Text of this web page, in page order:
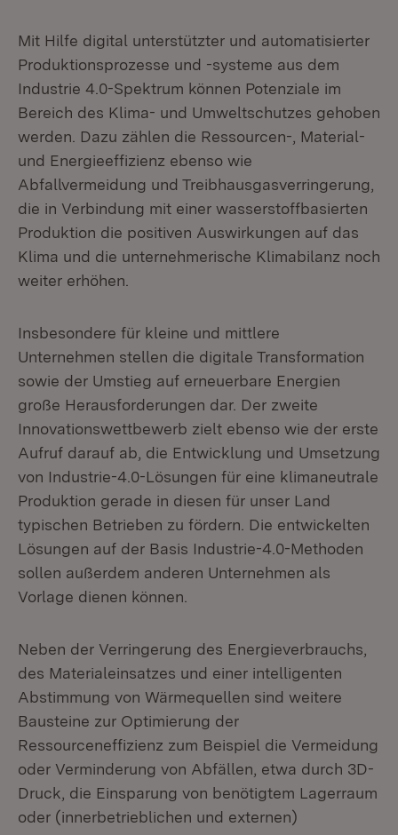
Mit Hilfe digital unterstützter und automatisierter
Produktionsprozesse und -systeme aus dem
Industrie 4.0-Spektrum können Potenziale im
Bereich des Klima- und Umweltschutzes gehoben
werden. Dazu zählen die Ressourcen-, Material-
und Energieeffizienz ebenso wie
Abfallvermeidung und Treibhausgasverringerung,
die in Verbindung mit einer wasserstoffbasierten
Produktion die positiven Auswirkungen auf das
Klima und die unternehmerische Klimabilanz noch
weiter erhöhen.
Insbesondere für kleine und mittlere
Unternehmen stellen die digitale Transformation
sowie der Umstieg auf erneuerbare Energien
große Herausforderungen dar. Der zweite
Innovationswettbewerb zielt ebenso wie der erste
Aufruf darauf ab, die Entwicklung und Umsetzung
von Industrie-4.0-Lösungen für eine klimaneutrale
Produktion gerade in diesen für unser Land
typischen Betrieben zu fördern. Die entwickelten
Lösungen auf der Basis Industrie-4.0-Methoden
sollen außerdem anderen Unternehmen als
Vorlage dienen können.
Neben der Verringerung des Energieverbrauchs,
des Materialeinsatzes und einer intelligenten
Abstimmung von Wärmequellen sind weitere
Bausteine zur Optimierung der
Ressourceneffizienz zum Beispiel die Vermeidung
oder Verminderung von Abfällen, etwa durch 3D-
Druck, die Einsparung von benötigtem Lagerraum
oder (innerbetrieblichen und externen)